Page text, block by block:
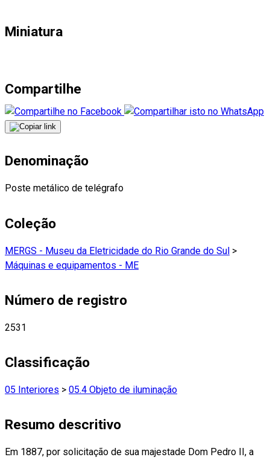
Miniatura
Compartilhe
Denominação
Poste metálico de telégrafo
Coleção
MERGS - Museu da Eletricidade do Rio Grande do Sul >
Máquinas e equipamentos - ME
Número de registro
2531
Classificação
05 Interiores > 05.4 Objeto de iluminação
Resumo descritivo
Em 1887, por solicitação de sua majestade Dom Pedro II, a